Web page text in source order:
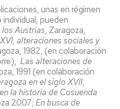
unas en régimen
pueden
Austrias, Zaragoza,
alteraciones sociales y
1982, (en colaboración
Las alteraciones de
1991 (en colaboración
en el siglo XVII,
la historia de Cosuenda
2007; En busca de